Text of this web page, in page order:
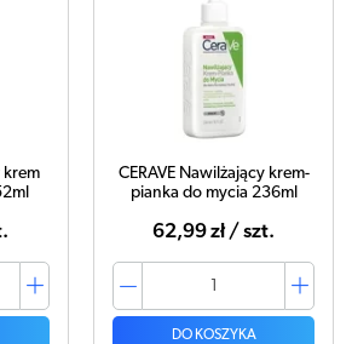
krem
CERAVE Nawilżający krem-
pianka do mycia 236ml
62,99 zł / szt.
DO KOSZYKA